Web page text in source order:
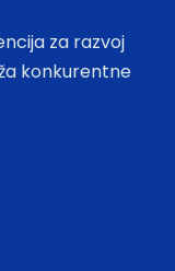
za razvoj
konkurentne